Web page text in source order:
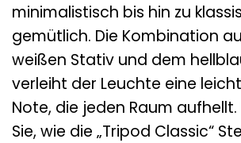
minimalistisch bis hin zu
gemütlich. Die Kombination
weißen Stativ und dem
verleiht der Leuchte eine
Note, die jeden Raum
Sie, wie die „Tripod Classic“